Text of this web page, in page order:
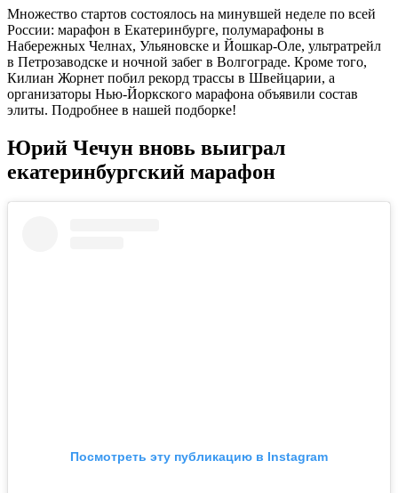
Множество стартов состоялось на минувшей неделе по всей
России: марафон в Екатеринбурге, полумарафоны в
Набережных Челнах, Ульяновске и Йошкар-Оле, ультратрейл
в Петрозаводске и ночной забег в Волгограде. Кроме того,
Килиан Жорнет побил рекорд трассы в Швейцарии, а
организаторы Нью-Йоркского марафона объявили состав
элиты. Подробнее в нашей подборке!
Юрий Чечун вновь выиграл
екатеринбургский марафон
Посмотреть эту публикацию в Instagram